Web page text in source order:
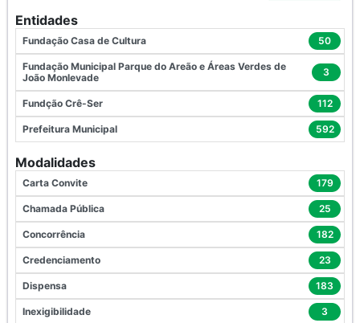
Entidades
Fundação Casa de Cultura 50
Fundação Municipal Parque do Areão e Áreas Verdes de
João Monlevade
3
Fundção Crê-Ser 112
Prefeitura Municipal 592
Modalidades
Carta Convite 179
Chamada Pública 25
Concorrência 182
Credenciamento 23
Dispensa 183
Inexigibilidade 3